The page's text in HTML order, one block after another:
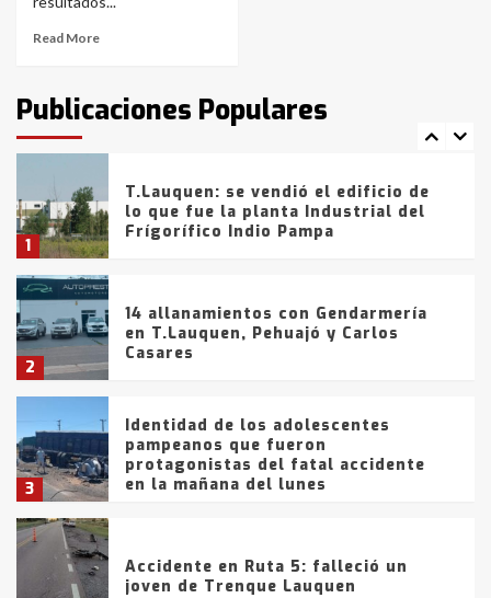
Read More
Publicaciones Populares
fueron detenidos por
comercialización de drogas en la
tarde del sábado
1
T.Lauquen: se vendió el edificio de
lo que fue la planta Industrial del
Frígorífico Indio Pampa
2
14 allanamientos con Gendarmería
en T.Lauquen, Pehuajó y Carlos
Casares
3
Identidad de los adolescentes
pampeanos que fueron
protagonistas del fatal accidente
en la mañana del lunes
Accidente en Ruta 5: falleció un
joven de Trenque Lauquen